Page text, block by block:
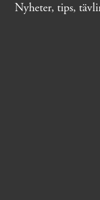
Nyheter, tips,